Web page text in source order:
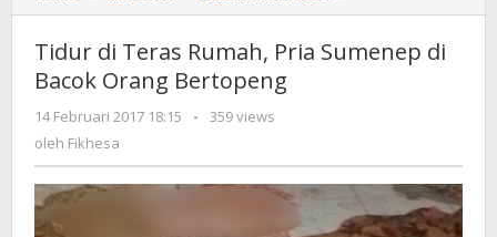
di
Rumah,
Bertopeng
Tidur di Teras Rumah, Pria Sumenep di
Bacok Orang Bertopeng
14 Februari 2017 18:15
oleh
-
359 views
oleh Fikhesa